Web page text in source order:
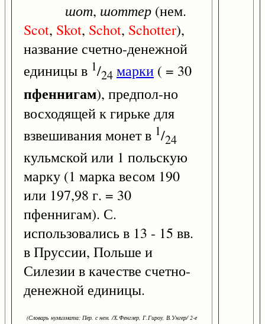
шот, шоттер (нем.
Scot, Skot, Schot, Schotter),
название счетно-денежной
единицы в 1/24 марки ( = 30
пфеннигам), предпол-но
восходящей к гирьке для
взвешивания монет в 1/24
кульмской или 1 польскую
марку (1 марка весом 190
или 197,98 г. = 30
пфеннигам). С.
использовались в 13 - 15 вв.
в Пруссии, Польше и
Силезии в качестве счетно-
денежной единицы.
(Словарь нумизмата: Пер. с нем. /Х.Фенглер, Г.Гироу, В.Унгер/ 2-е